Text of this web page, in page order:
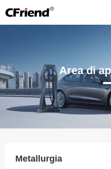
Area di
Metallurgia